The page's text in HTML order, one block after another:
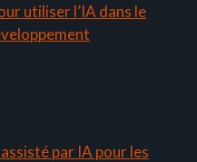
utiliser l’IA dans le
par IA pour les